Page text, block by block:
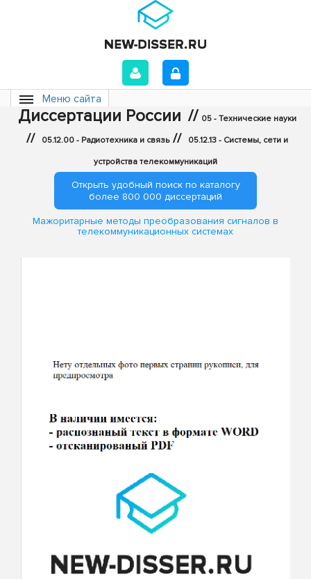
Меню сайта
Диссертации России // 05 - Технические науки
// 05.12.00 - Радиотехника и связь // 05.12.13 - Системы, сети и
устройства телекоммуникаций
Открыть удобный поиск по каталогу
более 800 000 диссертаций
Мажоритарные методы преобразования сигналов в
телекоммуникационных системах